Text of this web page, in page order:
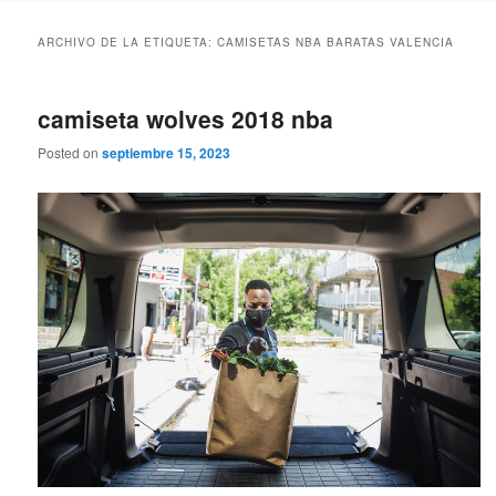
ARCHIVO DE LA ETIQUETA:CAMISETAS NBA BARATAS VALENCIA
camiseta wolves 2018 nba
Posted onseptiembre 15, 2023